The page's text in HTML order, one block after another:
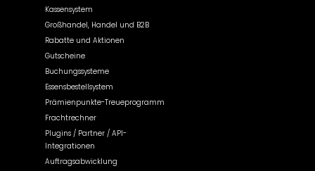
Kassensystem
Großhandel, Handel und B2B
Rabatte und Aktionen
Gutscheine
Buchungssysteme
Essensbestellsystem
Prämienpunkte-Treueprogramm
Frachtrechner
Plugins / Partner / API-
Integrationen
Auftragsabwicklung